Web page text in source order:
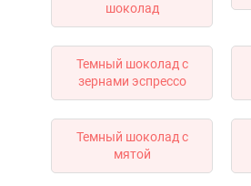
шоколад
Темный шоколад с
зернами эспрессо
Темный шоколад с
мятой